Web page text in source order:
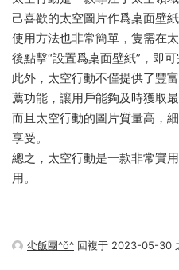
己喜歡的太空圖片作爲桌面壁紙
使用方法也非常簡單，隻需在
後點擊“設置爲桌面壁紙”，即可
此外，太空行動不僅提供了豐
薦功能，讓用戶能夠及時獲取最
而且太空行動的圖片質量高，
享受。
總之，太空行動是一款非常實
用。
尐飯團^ǒ^ 回複于 2023-05-30